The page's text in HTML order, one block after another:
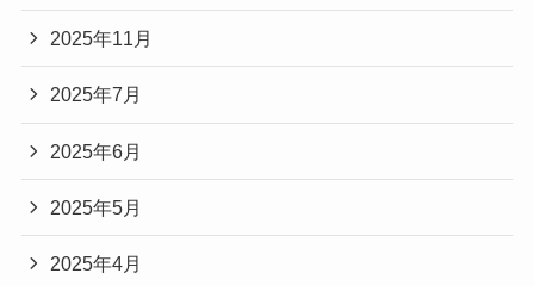
2025年11月
2025年7月
2025年6月
2025年5月
2025年4月